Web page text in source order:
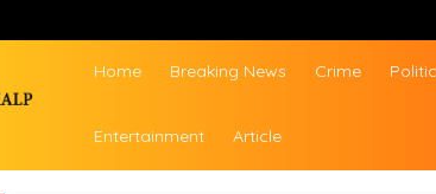
News
Home Breaking News Crime
Entertainment Article